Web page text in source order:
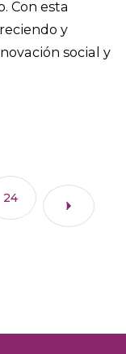
Con esta
y
social y
24